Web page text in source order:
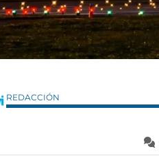
REDACCIÓN